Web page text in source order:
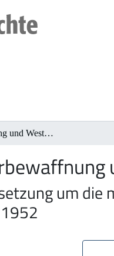
Wiederbewaffnung und Westintegration
um